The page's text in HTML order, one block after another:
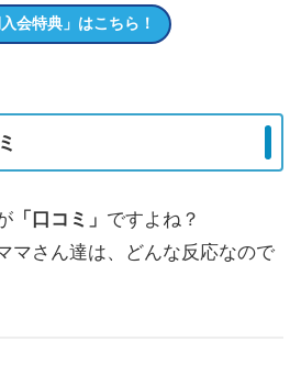
入会特典」はこちら！
「口コミ」 ですよね？
マさん達は、どんな反応なので